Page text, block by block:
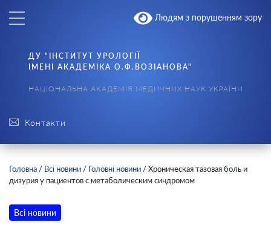
Людям з порушенням зору
Контакти
ДУ "ІНСТИТУТ УРОЛОГІЇ
ІМЕНІ АКАДЕМІКА О.Ф.ВОЗІАНОВА"
НАЦІОНАЛЬНА АКАДЕМІЯ МЕДИЧНИХ НАУК УКРАЇНИ
Головна / Всі новини / Головні новини /Хроническая тазовая боль и
дизурия у пациентов с метаболическим синдромом
Всі новини